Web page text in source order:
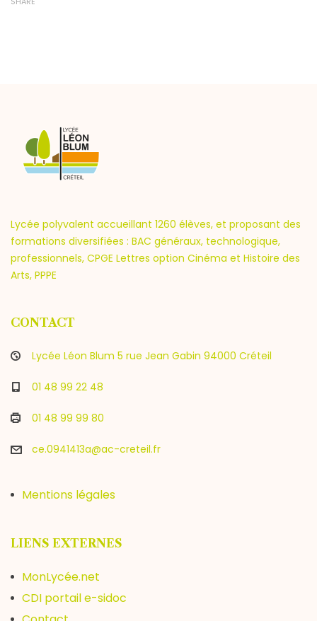
Lycée polyvalent accueillant 1260 élèves, et proposant des
formations diversifiées : BAC généraux, technologique,
professionnels, CPGE Lettres option Cinéma et Histoire des
Arts, PPPE
CONTACT
Lycée Léon Blum 5 rue Jean Gabin 94000 Créteil
01 48 99 22 48
01 48 99 99 80
ce.0941413a@ac-creteil.fr
Mentions légales
LIENS EXTERNES
MonLycée.net
CDI portail e-sidoc